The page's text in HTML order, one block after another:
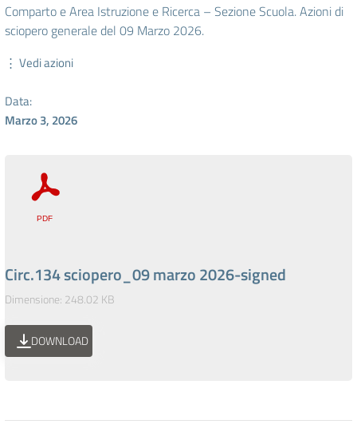
Comparto e Area Istruzione e Ricerca – Sezione Scuola. Azioni di
sciopero generale del 09 Marzo 2026.
⋮ Vedi azioni
Data:
Marzo 3, 2026
Circ.134 sciopero_09 marzo 2026-signed
Dimensione: 248.02 KB
DOWNLOAD